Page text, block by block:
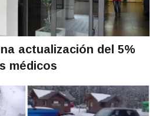
actualización del 5%
médicos